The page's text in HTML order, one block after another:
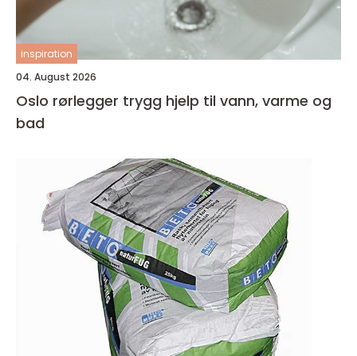
inspiration
04. August 2026
Oslo rørlegger trygg hjelp til vann, varme og
bad